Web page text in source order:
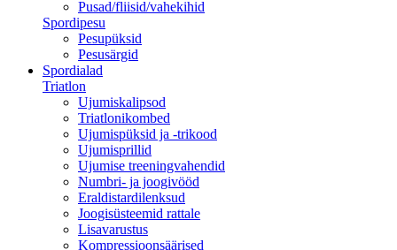
Pusad/fliisid/vahekihid
Spordipesu
Pesupüksid
Pesusärgid
Spordialad
Triatlon
Ujumiskalipsod
Triatlonikombed
Ujumispüksid ja -trikood
Ujumisprillid
Ujumise treeningvahendid
Numbri- ja joogivööd
Eraldistardilenksud
Joogisüsteemid rattale
Lisavarustus
Kompressioonsäärised